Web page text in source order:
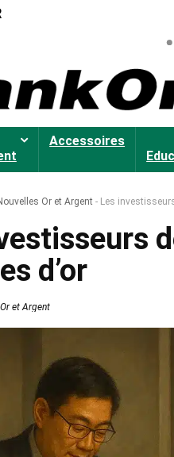
Accessoires
Or et Argent - Les
d’or
et Argent